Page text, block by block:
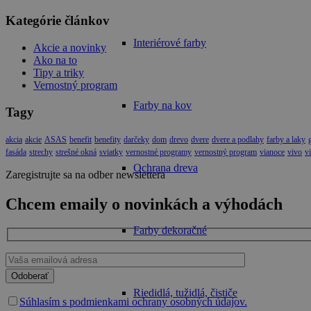
Interiérové farby
Farby na kov
Ochrana dreva
Farby dekoračné
Riedidlá, tužidlá, čističe
Kategórie článkov
Akcie a novinky
Ako na to
Tipy a triky
Vernostný program
Tagy
akcia akcie ASAS benefit benefity darčeky dom drevo dvere dvere a podlahy farby a laky
fasáda strechy strešné okná sviatky vernostné programy vernostný program vianoce vivo
Zaregistrujte sa na odber newslettera
Chcem emaily o novinkách a výhodách
Please
leave
thisSúhlasím s podmienkami ochrany osobných údajov.